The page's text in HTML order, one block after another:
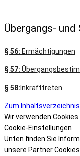
Übergangs-
§ 56: Ermächtigungen
§ 57:
§ 58: Inkrafttreten
Zum Inhaltsverzeichnis
Wir verwenden Cookies
Cookie-Einstellungen
Unten finden Sie
unsere Partner